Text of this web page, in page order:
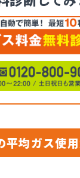
平均ガス使